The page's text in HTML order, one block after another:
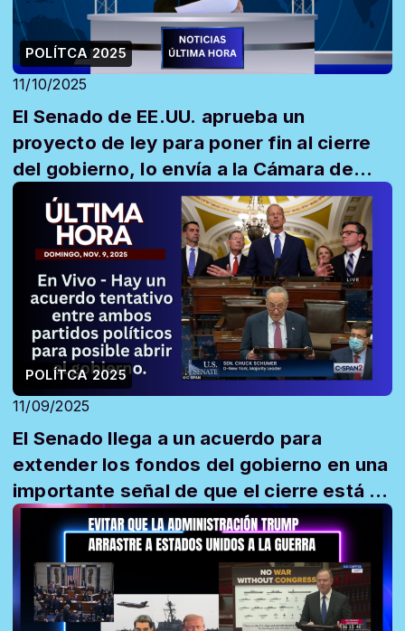
POLÍTCA 2025
11/10/2025
El Senado de EE.UU. aprueba un
proyecto de ley para poner fin al cierre
del gobierno, lo envía a la Cámara de
Represe...
POLÍTCA 2025
11/09/2025
El Senado llega a un acuerdo para
extender los fondos del gobierno en una
importante señal de que el cierre está a
pu...